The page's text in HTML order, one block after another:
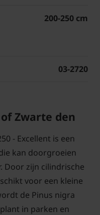
200-250 cm
03-2720
Zwarte den
- Excellent is een
kan doorgroeien
Door zijn cilindrische
voor een kleine
de Pinus nigra
in parken en